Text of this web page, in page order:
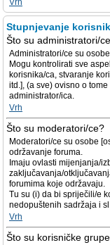
Vrh
Stupnjevanje
Što su administratori/
Administratori/ce su
Mogu kontrolirati sve
korisnika/ca, stvaranje
itd.], (a sve) ovisno o
administrator/ica.
Vrh
Što su moderatori/ce?
Moderatori/ce su osobe
održavanje foruma.
Imaju ovlasti mijenjanja/
zaključavanja/
forumima koje održavaju.
Tu su (i) da bi spriječili/e
nedopuštenih sadržaja i
Vrh
Što su korisničke